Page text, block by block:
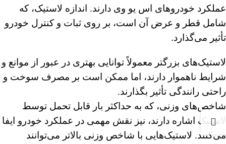
عملکرد خودروهای اس یو وی دارند. اندازه لاستیک، که
شامل قطر و عرض آن است، بر روی ثبات و کنترل خودرو
تأثیر می‌گذارد.
لاستیک‌های بزرگتر معمولاً توانایی بهتری در عبور از موانع و
شرایط ناهموار دارند، اما ممکن است بر مصرف سوخت و
راحتی رانندگی تأثیر بگذارند.
شاخص‌های وزنی، که به حداکثر بار قابل تحمل توسط
لاستیک اشاره دارند، نیز نقش مهمی در عملکرد خودرو ایفا
می‌کنند. لاستیک‌هایی با شاخص وزنی بالاتر می‌توانند